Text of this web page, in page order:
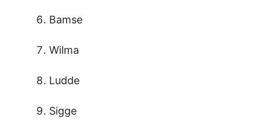
Bamse
Wilma
Ludde
Sigge